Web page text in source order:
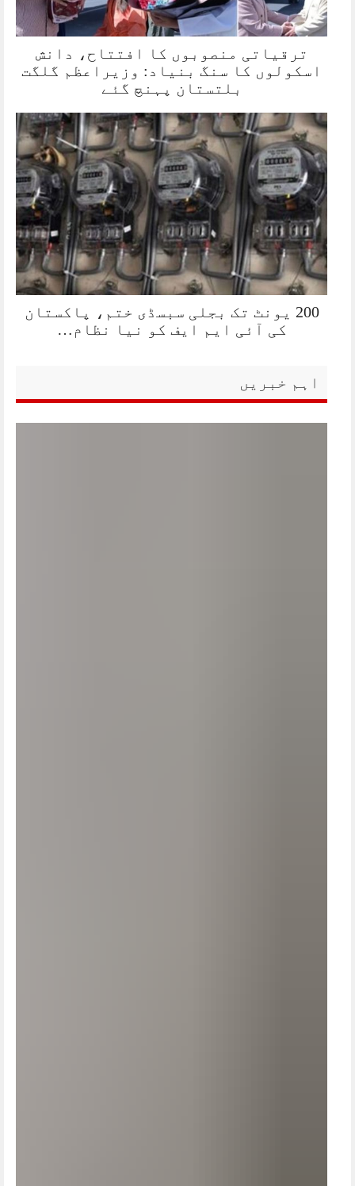
ترقیاتی منصوبوں کا افتتاح، دانش
اسکولوں کا سنگ بنیاد: وزیراعظم گلگت
بلتستان پہنچ گئے
200 یونٹ تک بجلی سبسڈی ختم، پاکستان
کی آئی ایم ایف کو نیا نظام…
اہم خبریں